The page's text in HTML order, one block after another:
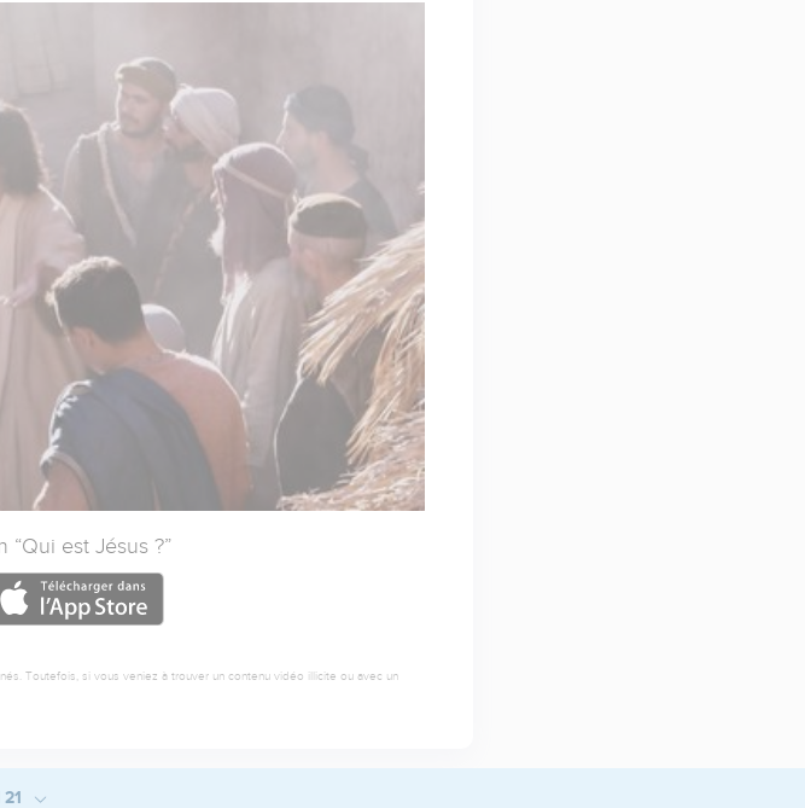
est Jésus ?”
PLAY
Toutefois, si vous veniez à trouver un contenu vidéo illicite ou avec un